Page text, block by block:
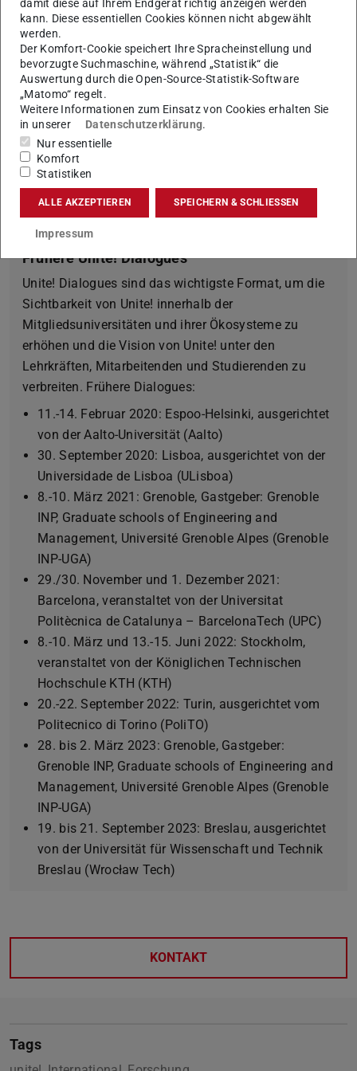
Praktische Informationen
Mehr Informationen, das Programm sowie ein
Livestream finden sich auf der
Veranstaltungsseite.
Der
Livestream
Eröffnungsveranstaltung, das Community Event und
die Abschlussveranstaltung geöffnet.
Frühere Unite! Dialogues
Unite! Dialogues sind das wichtigste Format, um die
Sichtbarkeit von Unite! innerhalb der
Mitgliedsuniversitäten und ihrer Ökosysteme zu
erhöhen und die Vision von Unite! unter den
Lehrkräften, Mitarbeitenden und Studierenden zu
verbreiten. Frühere Dialogues:
11.-14. Februar 2020: Espoo-Helsinki, ausgerichtet
von der Aalto-Universität (Aalto)
30. September 2020: Lisboa, ausgerichtet von der
Universidade de Lisboa (ULisboa)
8.-10. März 2021: Grenoble, Gastgeber: Grenoble
INP, Graduate schools of Engineering and
Management, Université Grenoble Alpes (Grenoble
INP-UGA)
29./30. November und 1. Dezember 2021:
Barcelona, veranstaltet von der Universitat
Politècnica de Catalunya – BarcelonaTech (UPC)
8.-10. März und 13.-15. Juni 2022: Stockholm,
veranstaltet von der Königlichen Technischen
Hochschule KTH (KTH)
20.-22. September 2022: Turin, ausgerichtet vom
Politecnico di Torino (PoliTO)
28. bis 2. März 2023: Grenoble, Gastgeber:
Grenoble INP, Graduate schools of Engineering and
Management, Université Grenoble Alpes (Grenoble
INP-UGA)
19. bis 21. September 2023: Breslau, ausgerichtet
von der Universität für Wissenschaft und Technik
Breslau (Wrocław Tech)
KONTAKT
Tags
damit diese auf Ihrem Endgerät richtig anzeigen werden
kann. Diese essentiellen Cookies können nicht abgewählt
werden.
Der Komfort-Cookie speichert Ihre Spracheinstellung und
bevorzugte Suchmaschine, während „Statistik“ die
Auswertung durch die Open-Source-Statistik-Software
„Matomo“ regelt.
Weitere Informationen zum Einsatz von Cookies erhalten Sie
in unserer
Datenschutzerklärung.
Nur essentielle
Komfort
Statistiken
ALLE AKZEPTIEREN SPEICHERN & SCHLIESSEN
Impressum